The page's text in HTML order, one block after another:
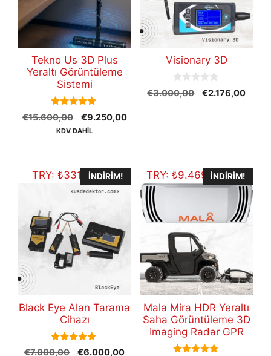
Tekno Us 3D Plus
Yeraltı Görüntüleme
Sistemi
5.00
out of 5
€15.600,00
Orijinal
fiyat:
€9.250,00Şu
KDV DAHİL
Visionary 3D
0
o
€3.000,00
Orijinal
€2.176,00Şu
TRY:₺331.152,00
İNDIRIM!
Black Eye Alan Tarama
Cihazı
5.00
€7.000,00 Orijinal
€6.000,00Şu
TRY:₺9.469.843,36
İNDIRIM!
Mala Mira HDR Yeraltı
Saha Görüntüleme 3D
Imaging Radar GPR